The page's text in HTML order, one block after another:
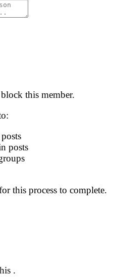
this member.
posts
this process to complete.
.